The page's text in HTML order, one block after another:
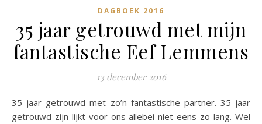
DAGBOEK 2016
35 jaar getrouwd met mijn
fantastische Eef Lemmens
13 december 2016
35 jaar getrouwd met zo’n fantastische partner. 35 jaar
getrouwd zijn lijkt voor ons allebei niet eens zo lang. Wel